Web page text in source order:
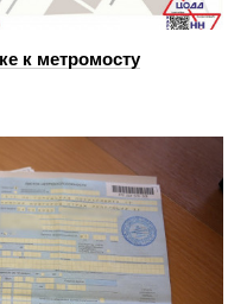
к метромосту